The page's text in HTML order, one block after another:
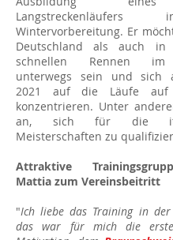
Wintervorbereitung. Er
Deutschland als auch
schnellen Rennen im
unterwegs sein und sich
2021 auf die Läufe
konzentrieren. Unter
an, sich für die
Meisterschaften zu
Attraktive
Mattia zum Vereinsbeitritt
"Ich liebe das Training in
das war für mich die